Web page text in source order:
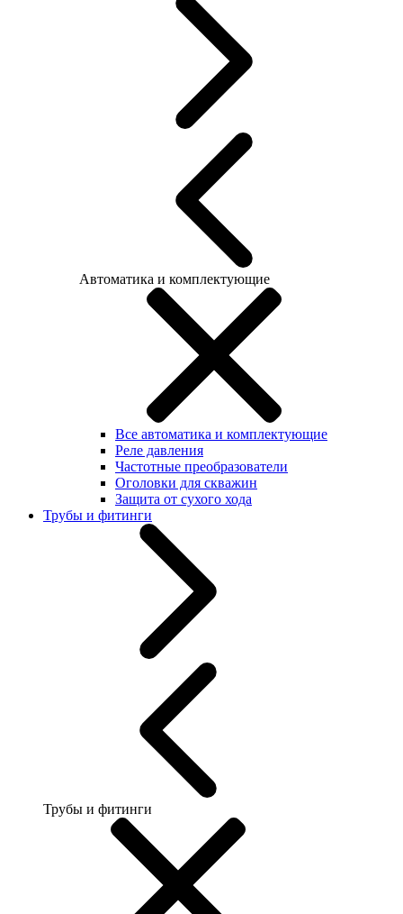
Автоматика и комплектующие
Все автоматика и комплектующие
Реле давления
Частотные преобразователи
Оголовки для скважин
Защита от сухого хода
Трубы и фитинги
Трубы и фитинги